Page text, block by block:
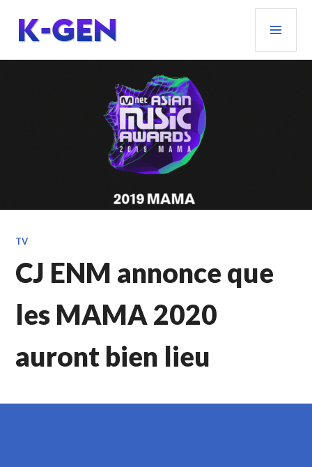
contenu
principal
K-GEN
TV
CJ ENM annonce que
les MAMA 2020
auront bien lieu